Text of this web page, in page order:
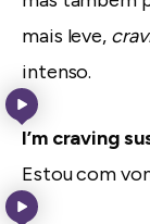
mais leve,
intenso.
I’m craving
Estou com